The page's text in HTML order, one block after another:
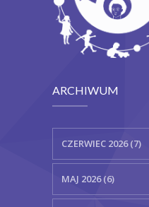
ARCHIWUM
CZERWIEC 2026 (7)
MAJ 2026 (6)